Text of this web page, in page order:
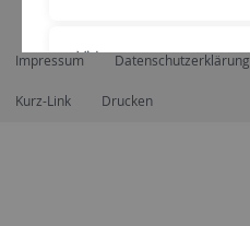
Impressum Datenschutzerklärung
Kurz-Link Drucken
Videos